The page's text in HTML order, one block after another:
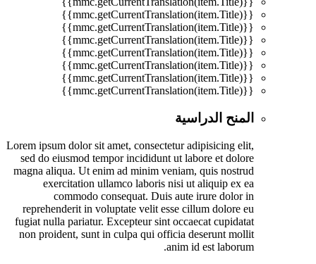
{{mmc.getCurrentTranslation(item.Title)}}
{{mmc.getCurrentTranslation(item.Title)}}
{{mmc.getCurrentTranslation(item.Title)}}
{{mmc.getCurrentTranslation(item.Title)}}
{{mmc.getCurrentTranslation(item.Title)}}
{{mmc.getCurrentTranslation(item.Title)}}
{{mmc.getCurrentTranslation(item.Title)}}
المنح الدراسية
Lorem ipsum dolor sit amet, consectetur adipisicing elit,
sed do eiusmod tempor incididunt ut labore et dolore
magna aliqua. Ut enim ad minim veniam, quis nostrud
exercitation ullamco laboris nisi ut aliquip ex ea
commodo consequat. Duis aute irure dolor in
reprehenderit in voluptate velit esse cillum dolore eu
fugiat nulla pariatur. Excepteur sint occaecat cupidatat
non proident, sunt in culpa qui officia deserunt mollit
anim id est laborum.